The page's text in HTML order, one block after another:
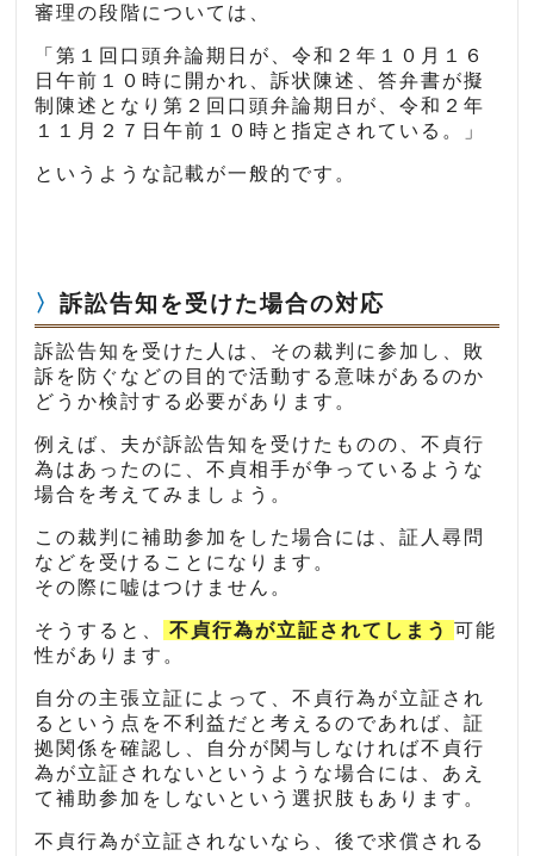
審理の段階については、
「第１回口頭弁論期日が、令和２年１０月１６
日午前１０時に開かれ、訴状陳述、答弁書が擬
制陳述となり第２回口頭弁論期日が、令和２年
１１月２７日午前１０時と指定されている。」
というような記載が一般的です。
訴訟告知を受けた場合の対応
訴訟告知を受けた人は、その裁判に参加し、敗
訴を防ぐなどの目的で活動する意味があるのか
どうか検討する必要があります。
例えば、夫が訴訟告知を受けたものの、不貞行
為はあったのに、不貞相手が争っているような
場合を考えてみましょう。
この裁判に補助参加をした場合には、証人尋問
などを受けることになります。
その際に嘘はつけません。
そうすると、 不貞行為が立証されてしまう
可能
性があります。
自分の主張立証によって、不貞行為が立証され
るという点を不利益だと考えるのであれば、証
拠関係を確認し、自分が関与しなければ不貞行
為が立証されないというような場合には、あえ
て補助参加をしないという選択肢もあります。
不貞行為が立証されないなら、後で求償される